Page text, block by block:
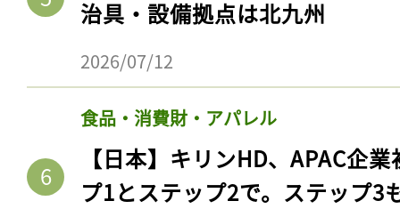
治具・設備拠点は北九州
2026/07/12
食品・消費財・アパレル
【日本】キリンHD、APAC企
プ1とステップ2で。ステップ3